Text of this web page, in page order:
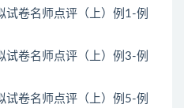
试卷名师点评（上）例1-例
试卷名师点评（上）例3-例
试卷名师点评（上）例5-例